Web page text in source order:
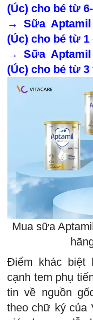
(Úc) cho bé từ
→Sữa
(Úc) cho bé từ 1
→Sữa
(Úc) cho bé từ 3
Mua sữa
Điểm khác biệt
cạnh tem phụ
tin về nguồn
theo chữ ký của